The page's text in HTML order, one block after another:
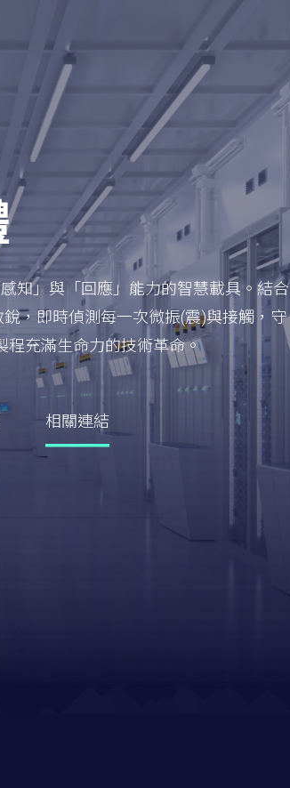
知」與「回應」能力的智慧載具。結合
，即時偵測每一次微振(震)與接觸，守
程充滿生命力的技術革命。
相關連結